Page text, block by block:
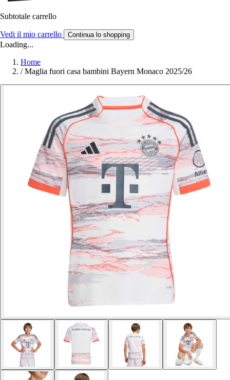
Subtotale carrello
Vedi il mio carrello Continua lo shopping
Loading...
Home
/ Maglia fuori casa bambini Bayern Monaco 2025/26